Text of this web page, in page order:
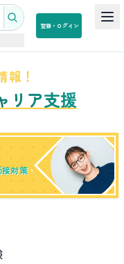
登録・ログイン
報！
リア支援
接対策・